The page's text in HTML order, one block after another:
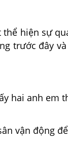
hiện sự
trước đây
hai anh em
vận động